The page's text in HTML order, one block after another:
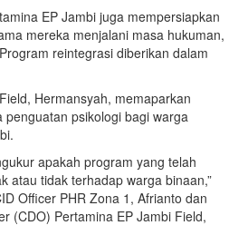
EP Jambi juga mempersiapkan
mereka menjalani masa hukuman,
reintegrasi diberikan dalam
Hermansyah, memaparkan
psikologi bagi warga
apakah program yang telah
atau tidak terhadap warga binaan,”
Officer PHR Zona 1, Afrianto dan
(CDO) Pertamina EP Jambi Field,